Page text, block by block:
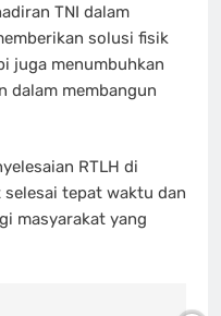
TNI dalam
solusi fisik
juga menumbuhkan
dalam membangun
RTLH di
selesai tepat waktu dan
masyarakat yang